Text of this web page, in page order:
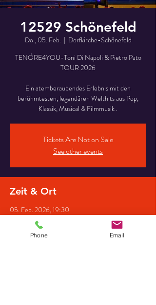
12529 Schönefeld
Do., 05. Feb.
  |
Dorfkirche-Schönefeld
TENÖRE4YOU-Toni Di Napoli & Pietro Pato
TOUR 2026
Ein atemberaubendes Erlebnis mit den
berühmtesten, legendären Welthits aus Pop,
Klassik, Musical & Filmmusik .
Tickets Are Not on Sale
See other events
Zeit & Ort
05. Feb. 2026, 19:30
Dorfkirche-Schönefeld, Kirchstraße, 12529
Schönefeld, Deutschland
Phone Email